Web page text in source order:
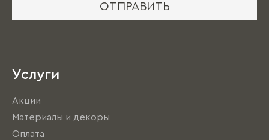
ОТПРАВИТЬ
Услуги
Акции
Материалы и декоры
Оплата